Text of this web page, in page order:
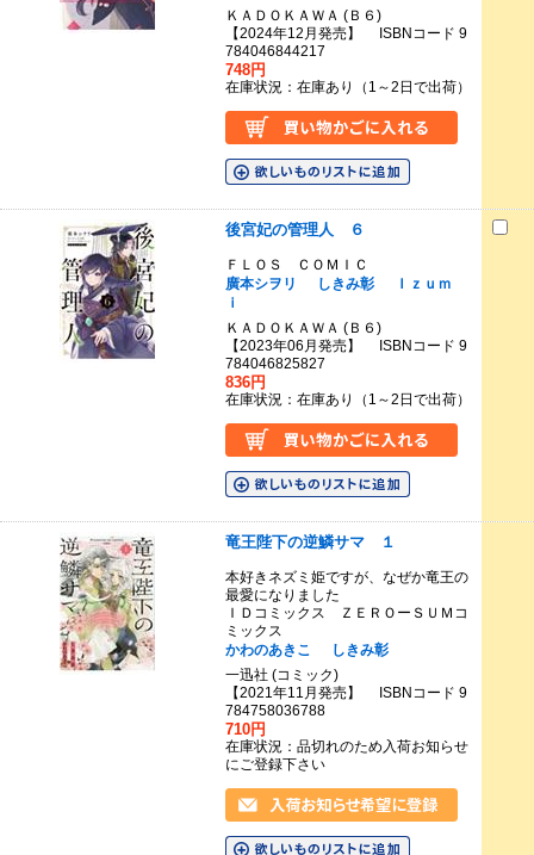
ＫＡＤＯＫＡＷＡ (Ｂ６)
【2024年12月発売】 ISBNコード 9
784046844217
748円
在庫状況：在庫あり（1～2日で出荷）
後宮妃の管理人 ６
ＦＬＯＳ ＣＯＭＩＣ
廣本シヲリ
しきみ彰
Ｉｚｕｍ
ｉ
ＫＡＤＯＫＡＷＡ (Ｂ６)
【2023年06月発売】 ISBNコード 9
784046825827
836円
在庫状況：在庫あり（1～2日で出荷）
竜王陛下の逆鱗サマ １
本好きネズミ姫ですが、なぜか竜王の
最愛になりました
ＩＤコミックス ＺＥＲＯーＳＵＭコ
ミックス
かわのあきこ
しきみ彰
一迅社 (コミック)
【2021年11月発売】 ISBNコード 9
784758036788
710円
在庫状況：品切れのため入荷お知らせ
にご登録下さい